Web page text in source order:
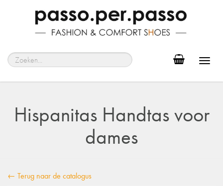
Hispanitas Handtas voor
dames
← Terug naar de catalogus